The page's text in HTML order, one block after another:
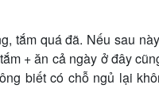
tắm quá đã. Nếu sau
+ ăn cả ngày ở đây
biết có chỗ ngủ lại